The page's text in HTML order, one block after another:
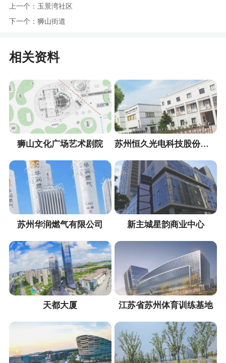
上一个： 玉景湾社区
下一个： 狮山街道
相关资料
狮山文化广场艺术剧院 苏州恒久光电科技股份有限公司
苏州华润燃气有限公司 新主城星韵商业中心
天都大厦 江苏省苏州体育训练基地